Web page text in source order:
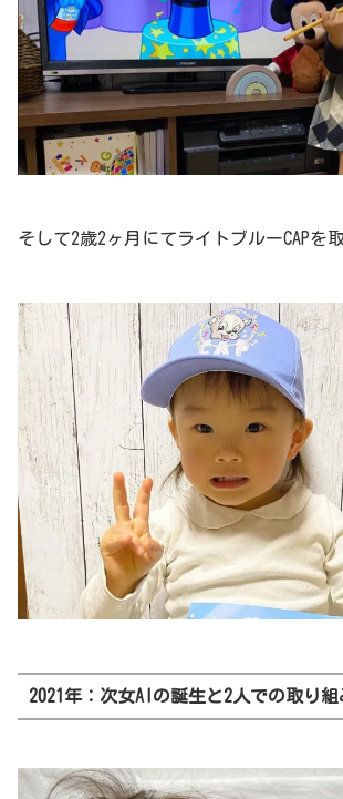
そして2歳2ヶ月にてライトブルーCAPを
2021年：次女AIの誕生と2人での取り組